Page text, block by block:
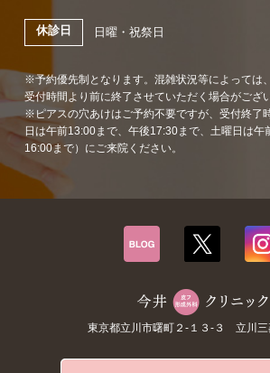
休診日 日曜・祝祭日
※予約優先制となります。混雑状況等によっては
受付時間より前に終了させていただく場合がござ
※ピアスの穴あけはご予約不要ですが、受付終了
日は午前13:00まで、午後17:30まで、土曜日は午
16:00まで）にご来院ください。
東京都立川市曙町２-１３-３ 立川三